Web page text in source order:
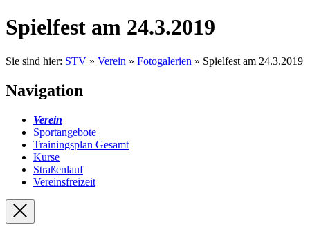
Spielfest am 24.3.2019
Sie sind hier: STV » Verein » Fotogalerien » Spielfest am 24.3.2019
Navigation
Verein
Sportangebote
Trainingsplan Gesamt
Kurse
Straßenlauf
Vereinsfreizeit